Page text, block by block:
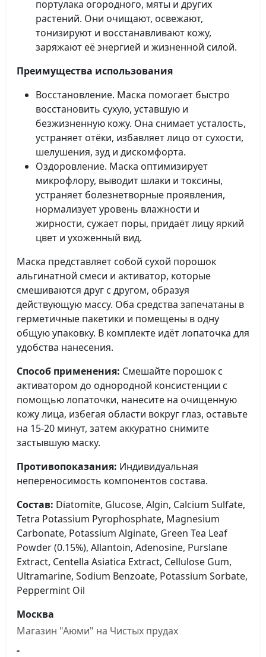
портулака огородного, мяты и других
растений. Они очищают, освежают,
тонизируют и восстанавливают кожу,
заряжают её энергией и жизненной силой.
Преимущества использования
Восстановление. Маска помогает быстро
восстановить сухую, уставшую и
безжизненную кожу. Она снимает усталость,
устраняет отёки, избавляет лицо от сухости,
шелушения, зуд и дискомфорта.
Оздоровление. Маска оптимизирует
микрофлору, выводит шлаки и токсины,
устраняет болезнетворные проявления,
нормализует уровень влажности и
жирности, сужает поры, придаёт лицу яркий
цвет и ухоженный вид.
Маска представляет собой сухой порошок
альгинатной смеси и активатор, которые
смешиваются друг с другом, образуя
действующую массу. Оба средства запечатаны в
герметичные пакетики и помещены в одну
общую упаковку. В комплекте идёт лопаточка для
удобства нанесения.
Способ применения: Смешайте порошок с
активатором до однородной консистенции с
помощью лопаточки, нанесите на очищенную
кожу лица, избегая области вокруг глаз, оставьте
на 15-20 минут, затем аккуратно снимите
застывшую маску.
Противопоказания: Индивидуальная
непереносимость компонентов состава.
Состав: Diatomite, Glucose, Algin, Calcium Sulfate,
Tetra Potassium Pyrophosphate, Magnesium
Carbonate, Potassium Alginate, Green Tea Leaf
Powder (0.15%), Allantoin, Adenosine, Purslane
Extract, Centella Asiatica Extract, Cellulose Gum,
Ultramarine, Sodium Benzoate, Potassium Sorbate,
Peppermint Oil
Москва
Магазин "Аюми" на Чистыx прудах
-